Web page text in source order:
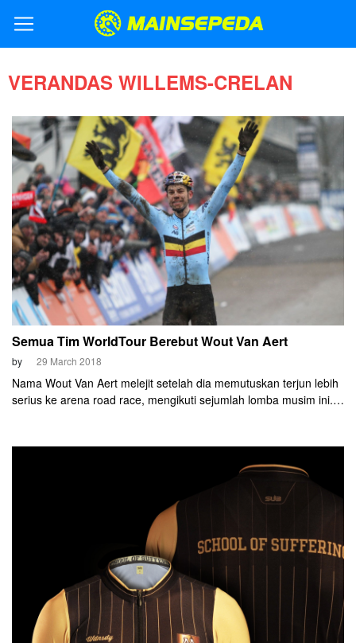
VERANDAS WILLEMS-CRELAN
Semua Tim WorldTour Berebut Wout Van Aert
by 29 March 2018
Nama Wout Van Aert melejit setelah dia memutuskan terjun lebih
serius ke arena road race, mengikuti sejumlah lomba musim ini.